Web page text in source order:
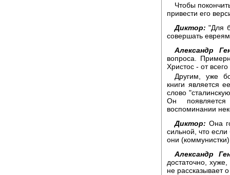
Чтобы
привести его
Диктор: "Для
совершать
Александр
вопроса.
Христос - от
Другим, уже
книги является
слово
Он
воспоминании
Диктор: Она
сильной, что
они
Александр
достаточно,
не рассказывает